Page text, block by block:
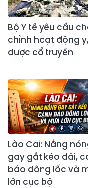
Bộ Y tế yêu cầu
chỉnh hoạt động y,
dược cổ truyền
Lào Cai: Nắng
gay gắt kéo dài,
báo dông lốc và
lớn cục bộ